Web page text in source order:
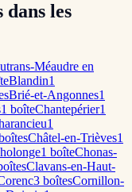
dans les
Méaudre en
Blandin1
sBrié-et-Angonnes1
1 boîteChantepérier1
1
sChâtel-en-Trièves1
1 boîteChonas-
sClavans-en-Haut-
3 boîtesCornillon-